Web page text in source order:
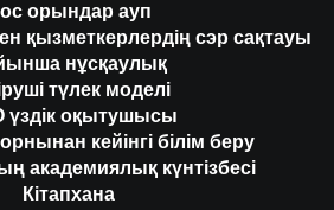
орындар ауп
қызметкерлердің сэр сақтауы
нұсқаулық
түлек моделі
оқытушысы
кейінгі білім беру
академиялық күнтізбесі
Кітапхана